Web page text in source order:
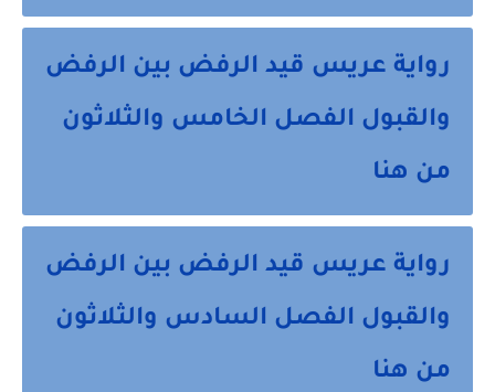
رواية عريس قيد الرفض بين الرفض
والقبول الفصل الخامس والثلاثون
من هنا
رواية عريس قيد الرفض بين الرفض
والقبول الفصل السادس والثلاثون
من هنا